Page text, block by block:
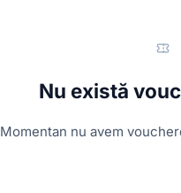
Nu există
Momentan nu avem